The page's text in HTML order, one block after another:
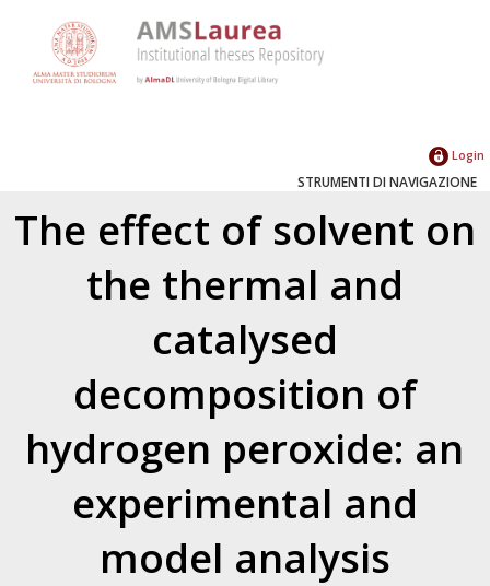
Login
STRUMENTI DI NAVIGAZIONE
The effect of solvent on
the thermal and
catalysed
decomposition of
hydrogen peroxide: an
experimental and
model analysis